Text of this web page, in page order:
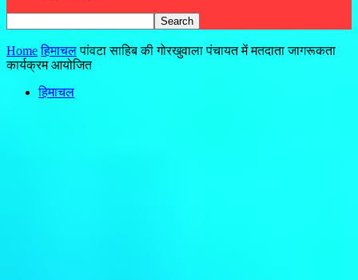
Home हिमाचल पांवटा साहिब की गोरखुवाला पंचायत में मतदाता जागरूकता
कार्यक्रम आयोजित
हिमाचल